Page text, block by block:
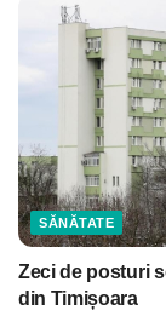
SĂNĂTATE
Zeci de posturi
din Timișoara